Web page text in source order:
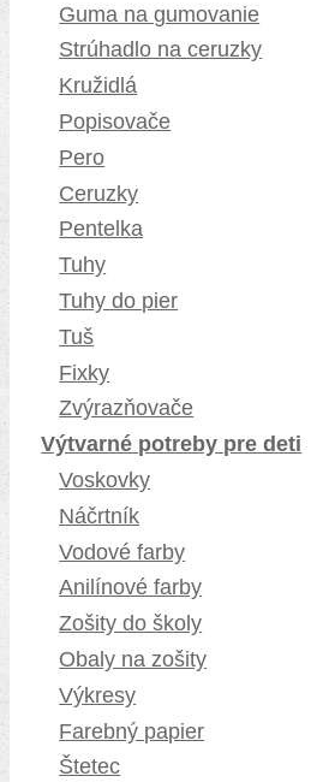
Guma na gumovanie
Strúhadlo na ceruzky
Kružidlá
Popisovače
Pero
Ceruzky
Pentelka
Tuhy
Tuhy do pier
Tuš
Fixky
Zvýrazňovače
Výtvarné potreby pre deti
Voskovky
Náčrtník
Vodové farby
Anilínové farby
Zošity do školy
Obaly na zošity
Výkresy
Farebný papier
Štetec